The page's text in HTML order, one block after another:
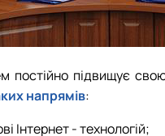
підвищує
напрямів:
Інтернет - технологій;